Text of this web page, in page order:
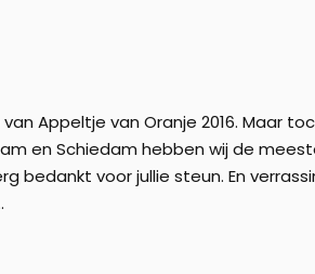
Appeltje van Oranje 2016. Maar
en Schiedam hebben wij de
bedankt voor jullie steun. En